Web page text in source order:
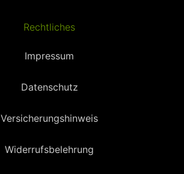
Rechtliches
Impressum
Datenschutz
Versicherungshinweis
Widerrufsbelehrung